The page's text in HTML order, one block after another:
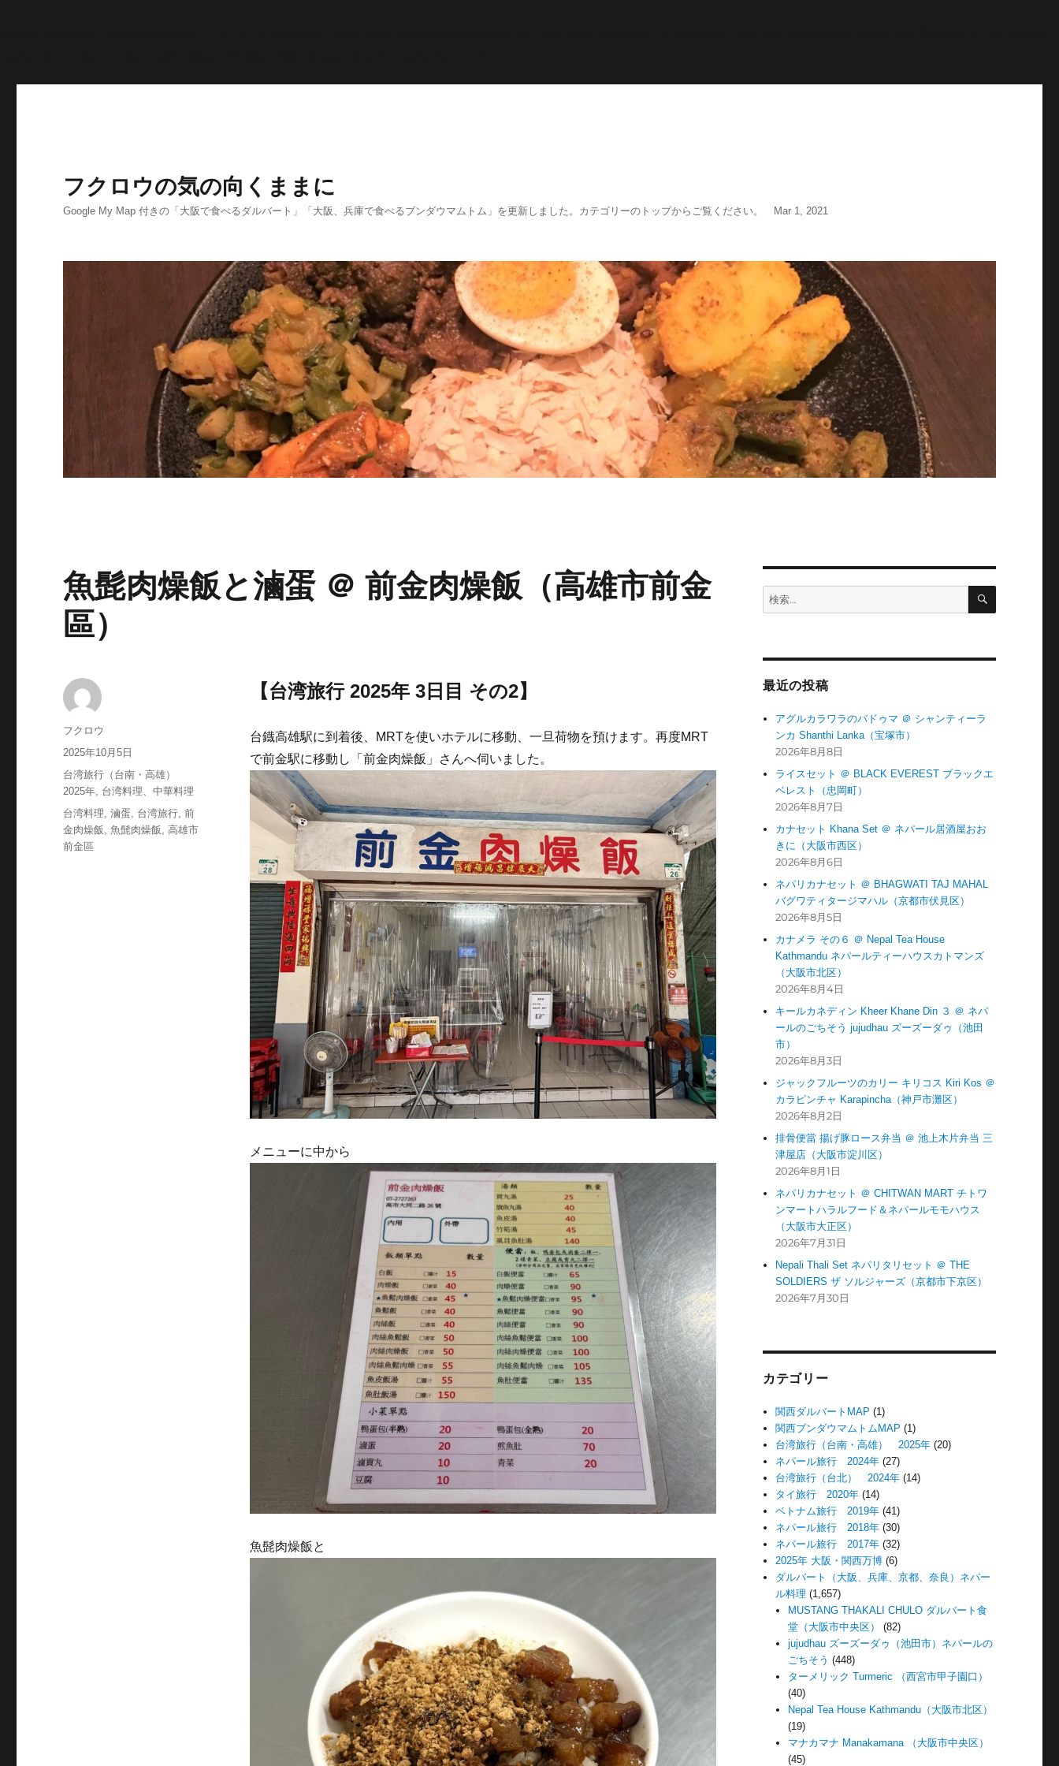
フクロウの気の向くままに
Google My Map 付きの「大阪で食べるダルバート」「大阪、兵庫で食べるブンダウマムトム」を更新しました。カテゴリーのトップからご覧ください。 Mar 1, 2021
魚髭肉燥飯と滷蛋 ＠ 前金肉燥飯（高雄市前金
區）
【台湾旅行 2025年 3日目 その2】
台鐡高雄駅に到着後、MRTを使いホテルに移動、一旦荷物を預けます。再度MRT
で前金駅に移動し「前金肉燥飯」さんへ伺いました。
メニューに中から
魚髭肉燥飯と
投
稿
フクロウ
投
稿
日:
2025年10月5日
カ
テ
ゴ
リ
ー
台湾旅行（台南・高雄）
2025年, 台湾料理、中華料理
タ
グ
台湾料理,滷蛋, 台湾旅行,前
金肉燥飯,魚髭肉燥飯,高雄市
前金區
検
索:
検
最近の投稿
アグルカラワラのバドゥマ ＠ シャンティーラ
ンカ Shanthi Lanka（宝塚市）
2026年8月8日
ライスセット ＠ BLACK EVEREST ブラックエ
ベレスト（忠岡町）
2026年8月7日
カナセット Khana Set ＠ ネパール居酒屋おお
きに（大阪市西区）
2026年8月6日
ネパリカナセット ＠ BHAGWATI TAJ MAHAL
バグワティタージマハル（京都市伏見区）
2026年8月5日
カナメラ その６ ＠ Nepal Tea House
Kathmandu ネパールティーハウスカトマンズ
（大阪市北区）
2026年8月4日
キールカネディン Kheer Khane Din ３ ＠ ネパ
ールのごちそう jujudhau ズーズーダゥ（池田
市）
2026年8月3日
ジャックフルーツのカリー キリコス Kiri Kos ＠
カラピンチャ Karapincha（神戸市灘区）
2026年8月2日
排骨便當 揚げ豚ロース弁当 ＠ 池上木片弁当 三
津屋店（大阪市淀川区）
2026年8月1日
ネパリカナセット ＠ CHITWAN MART チトワ
ンマートハラルフード＆ネパールモモハウス
（大阪市大正区）
2026年7月31日
Nepali Thali Set ネパリタリセット ＠ THE
SOLDIERS ザ ソルジャーズ（京都市下京区）
2026年7月30日
カテゴリー
関西ダルバートMAP (1)
関西ブンダウマムトムMAP (1)
台湾旅行（台南・高雄） 2025年 (20)
ネパール旅行 2024年 (27)
台湾旅行（台北） 2024年 (14)
タイ旅行 2020年 (14)
ベトナム旅行 2019年 (41)
ネパール旅行 2018年 (30)
ネパール旅行 2017年 (32)
2025年 大阪・関西万博 (6)
ダルバート（大阪、兵庫、京都、奈良）ネパー
ル料理 (1,657)
MUSTANG THAKALI CHULO ダルバート食
堂（大阪市中央区）
(82)
jujudhau ズーズーダゥ（池田市）ネパールの
ごちそう (448)
ターメリック Turmeric （西宮市甲子園口）
(40)
Nepal Tea House Kathmandu（大阪市北区）
(19)
マナカマナ Manakamana （大阪市中央区）
(45)